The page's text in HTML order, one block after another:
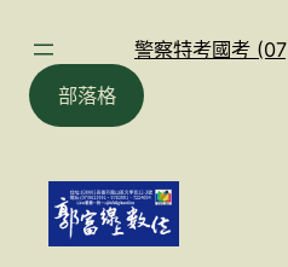
警察特考國考
部落格